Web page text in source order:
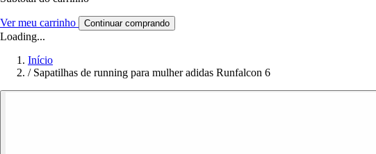
Ver meu carrinho Continuar comprando
Loading...
Início
/ Sapatilhas de running para mulher adidas Runfalcon 6